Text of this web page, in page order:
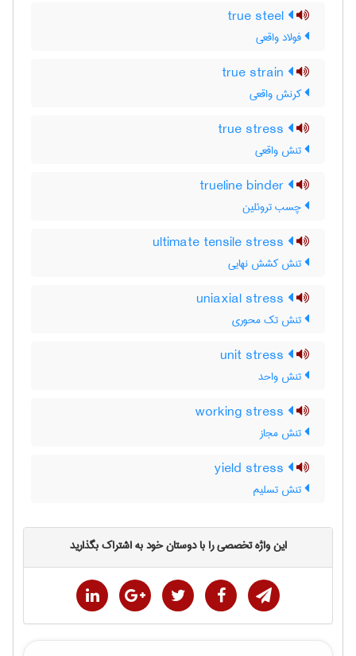
فولاد واقعی
کرنش واقعی
تنش واقعی
چسب تروئلین
تنش کشش نهایی
تنش تک محوری
تنش واحد
تنش مجاز
تنش تسلیم
این واژه تخصصی را با دوستان خود به اشتراک بگذارید